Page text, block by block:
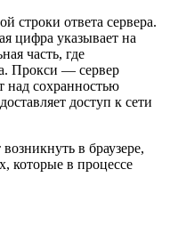
строки ответа сервера.
цифра указывает на
часть, где
Прокси — сервер
над сохранностью
доступ к сети
в браузере,
которые в процессе